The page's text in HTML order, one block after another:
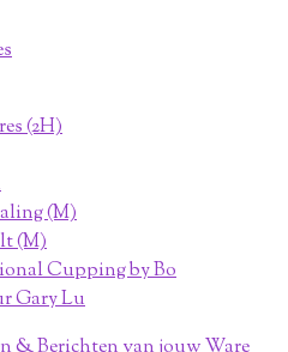
(2H)
(M)
(M)
Cupping by Bo
Gary Lu